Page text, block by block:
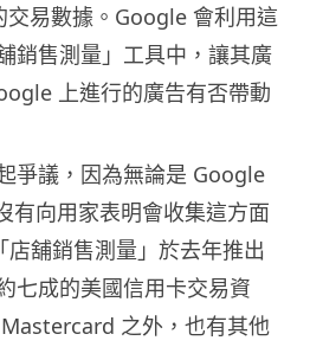
易數據。Google 會利用這
銷售測量」工具中，讓其廣
上進行的廣告有否帶動
爭議，因為無論是 Google
有向用家表明會收集這方面
舖銷售測量」於去年推出
七成的美國信用卡交易資
之外，也有其他